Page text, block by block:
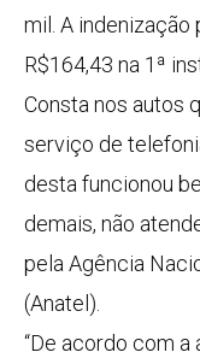
mil. A indenização
R$164,43 na 1ª
Consta nos autos
serviço de
desta funcionou
demais, não
pela Agência
(Anatel).
“De acordo com a